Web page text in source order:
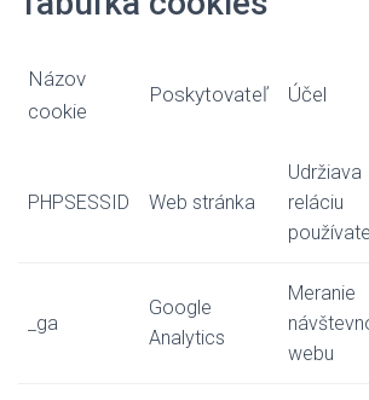
Názov
cookie
Poskytovateľ Účel
PHPSESSID Web stránka
Udržiava
reláciu
_ga
Google
Analytics
Meranie
webu